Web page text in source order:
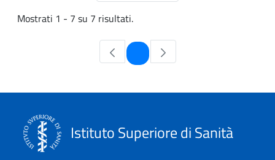
Mostrati 1 - 7 su 7 risultati.
Pagina
Istituto Superiore di Sanità